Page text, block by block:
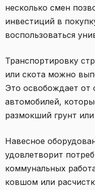
несколько смен
инвестиций в
воспользоваться
Транспортировку
или скота можно
Это освобождает от
автомобилей,
размокший грунт или
Навесное
удовлетворит
коммунальных
ковшом или